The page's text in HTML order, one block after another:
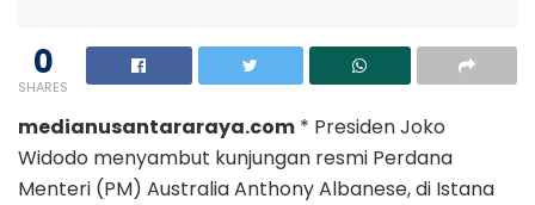
0
SHARES
medianusantararaya.com * Presiden Joko
Widodo menyambut kunjungan resmi Perdana
Menteri (PM) Australia Anthony Albanese, di Istana